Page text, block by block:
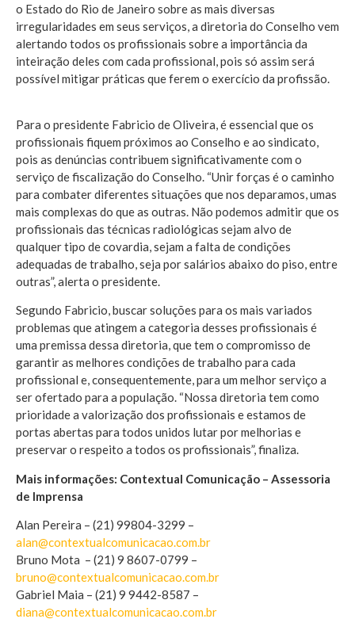
o Estado do Rio de Janeiro sobre as mais diversas
irregularidades em seus serviços, a diretoria do Conselho vem
alertando todos os profissionais sobre a importância da
inteiração deles com cada profissional, pois só assim será
possível mitigar práticas que ferem o exercício da profissão.
Para o presidente Fabricio de Oliveira, é essencial que os
profissionais fiquem próximos ao Conselho e ao sindicato,
pois as denúncias contribuem significativamente com o
serviço de fiscalização do Conselho. “Unir forças é o caminho
para combater diferentes situações que nos deparamos, umas
mais complexas do que as outras. Não podemos admitir que os
profissionais das técnicas radiológicas sejam alvo de
qualquer tipo de covardia, sejam a falta de condições
adequadas de trabalho, seja por salários abaixo do piso, entre
outras”, alerta o presidente.
Segundo Fabricio, buscar soluções para os mais variados
problemas que atingem a categoria desses profissionais é
uma premissa dessa diretoria, que tem o compromisso de
garantir as melhores condições de trabalho para cada
profissional e, consequentemente, para um melhor serviço a
ser ofertado para a população. “Nossa diretoria tem como
prioridade a valorização dos profissionais e estamos de
portas abertas para todos unidos lutar por melhorias e
preservar o respeito a todos os profissionais”, finaliza.
Mais informações: Contextual Comunicação – Assessoria
de Imprensa
Alan Pereira – (21) 99804-3299 –
alan@contextualcomunicacao.com.br
Bruno Mota – (21) 9 8607-0799 –
bruno@contextualcomunicacao.com.br
Gabriel Maia – (21) 9 9442-8587 –
diana@contextualcomunicacao.com.br